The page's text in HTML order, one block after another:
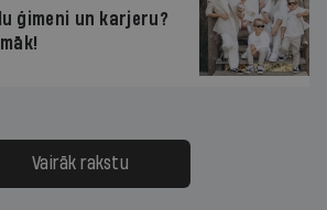
ģimeni un karjeru?
Vairāk rakstu